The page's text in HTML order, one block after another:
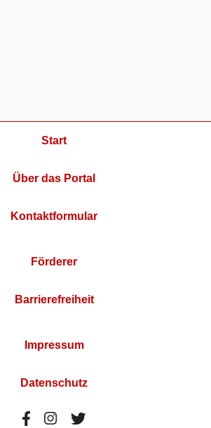
Start
Über das Portal
Kontaktformular
Förderer
Barrierefreiheit
Impressum
Datenschutz